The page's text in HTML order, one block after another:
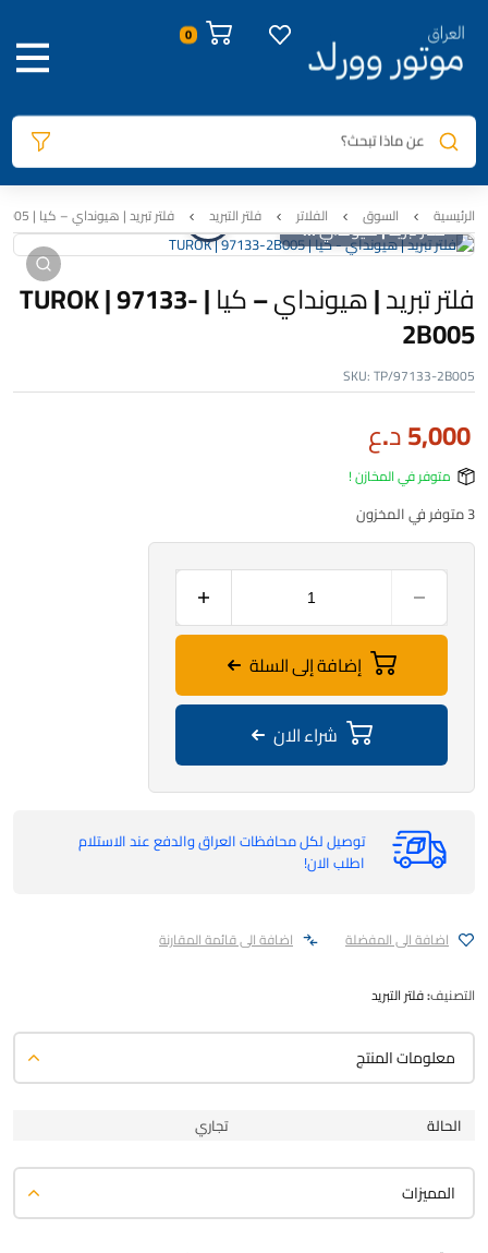
0
عن ماذا تبحث؟
الرئيسية السوق الفلاتر فلتر التبريد فلتر تبريد | هيونداي – كيا | TUROK | 97133-2B005
صور المنتج معلومات المنتج الوصف السيارات المتوافقة
فلتر تبريد | هيونداي – كيا | TUROK | 97133-2B005
فلتر تبريد | هيونداي – كيا | TUROK | 97133-
2B005
SKU:TP/97133-2B005
5,000د.ع
متوفر في المخازن !
3 متوفر في المخزون
إضافة إلى السلة
شراء الان
توصيل لكل محافظات العراق والدفع عند الاستلام
اطلب الان!
اضافة الى المفضلة اضافة الى قائمة المقارنة
التصنيف:فلتر التبريد
معلومات المنتج
الحالة تجاري
المميزات